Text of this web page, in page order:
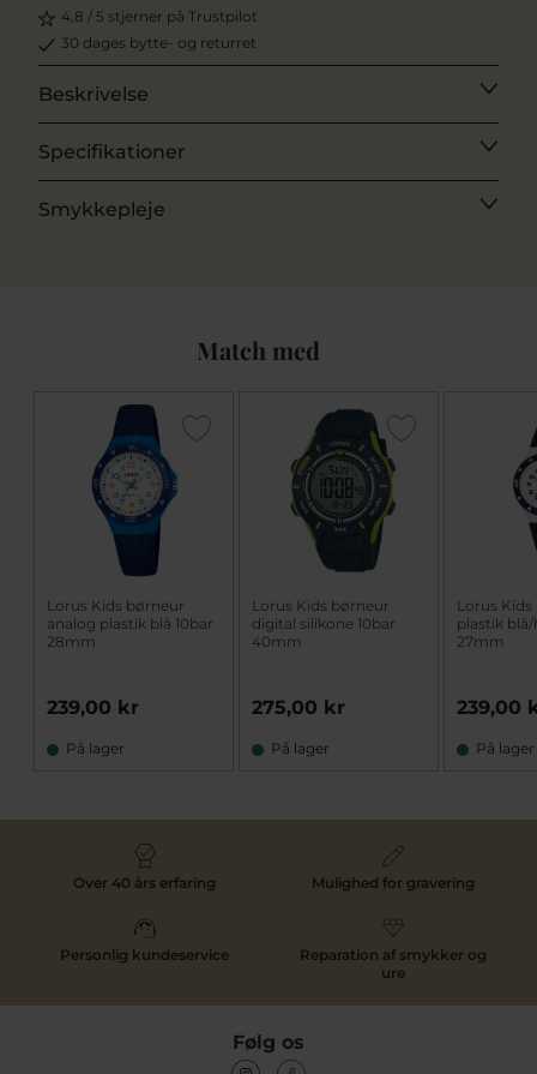
4,8 / 5 stjerner på Trustpilot
30 dages bytte- og returret
Beskrivelse
Specifikationer
Smykkepleje
Match med
Lorus Kids børneur
analog plastik blå 10bar
28mm
239,00 kr
På lager
Lorus Kids børneur
digital silikone 10bar
40mm
275,00 kr
På lager
Lorus
plastik
27mm
239,00
På lager
Over 40 års erfaring Mulighed for gravering
Personlig kundeservice
Reparation af smykker og
ure
Følg os